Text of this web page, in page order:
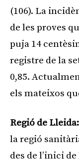
(106). La
de les proves
puja 14
registre de la
0,85.
els mateixos
Regió de
la regió
des de l’inici